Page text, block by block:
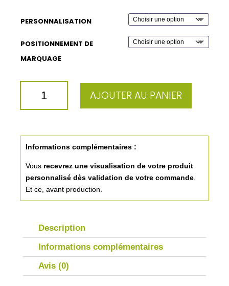
PERSONNALISATION
POSITIONNEMENT DE
MARQUAGE
VERRE
6
CL
AJOUTER AU PANIER
Informations complémentaires :
Vous recevrez une visualisation de votre produit
personnalisé dès validation de votre commande.
Et ce, avant production.
Description
Informations complémentaires
Avis (0)